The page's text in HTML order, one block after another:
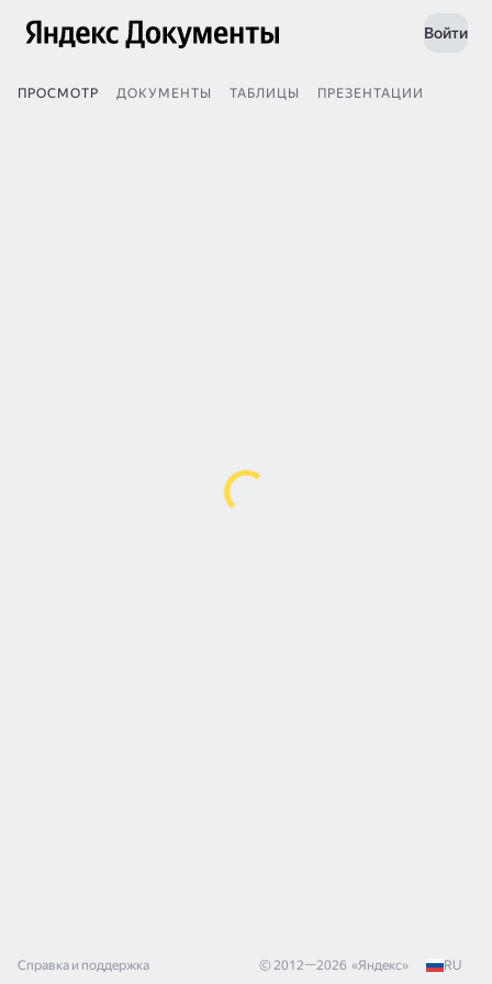
Войти
ПРОСМОТР ДОКУМЕНТЫ ТАБЛИЦЫ ПРЕЗЕНТАЦИИ
Справка и поддержка © 2012—2026 «Яндекс» RU